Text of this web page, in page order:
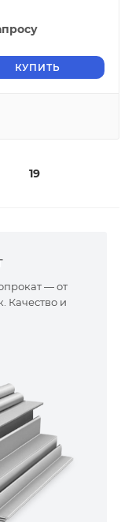
КУПИТЬ
19
— от
Качество и